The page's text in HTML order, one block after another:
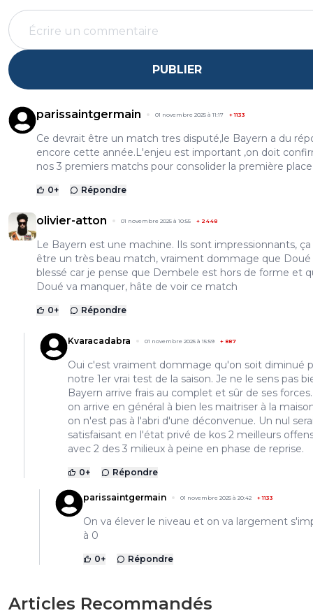
PUBLIER
parissaintgermain 01 novembre 2025 à 11:17 +1133
Ce devrait être un match tres disputé,le Bayern a du
encore cette année.L'enjeu est important ,on doit
nos 3 premiers matchs pour consolider la première place
0+ Répondre
olivier-atton 01 novembre 2025 à 10:55 + 2448
Le Bayern est une machine. Ils sont impressionnants, ça
être un très beau match, vraiment dommage que Doué
blessé car je pense que Dembele est hors de forme et
Doué va manquer, hâte de voir ce match
0+ Répondre
Kvaracadabra 01 novembre 2025 à 15:59 + 887
Oui c'est vraiment dommage qu'on soit diminué
notre 1er vrai test de la saison. Je ne le sens pas
Bayern arrive frais au complet et sûr de ses
on arrive en général à bien les maitriser à la
on n'est pas à l'abri d'une déconvenue. Un nul
satisfaisant en l'état privé de kos 2 meilleurs
avec 2 des 3 milieux à peine en phase de reprise.
0+ Répondre
parissaintgermain 01 novembre 2025 à 20:42 +1133
On va élever le niveau et on va largement
à 0
0+ Répondre
Articles Recommandés